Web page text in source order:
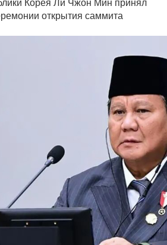
Корея Ли Чжон Мин принял
открытия саммита